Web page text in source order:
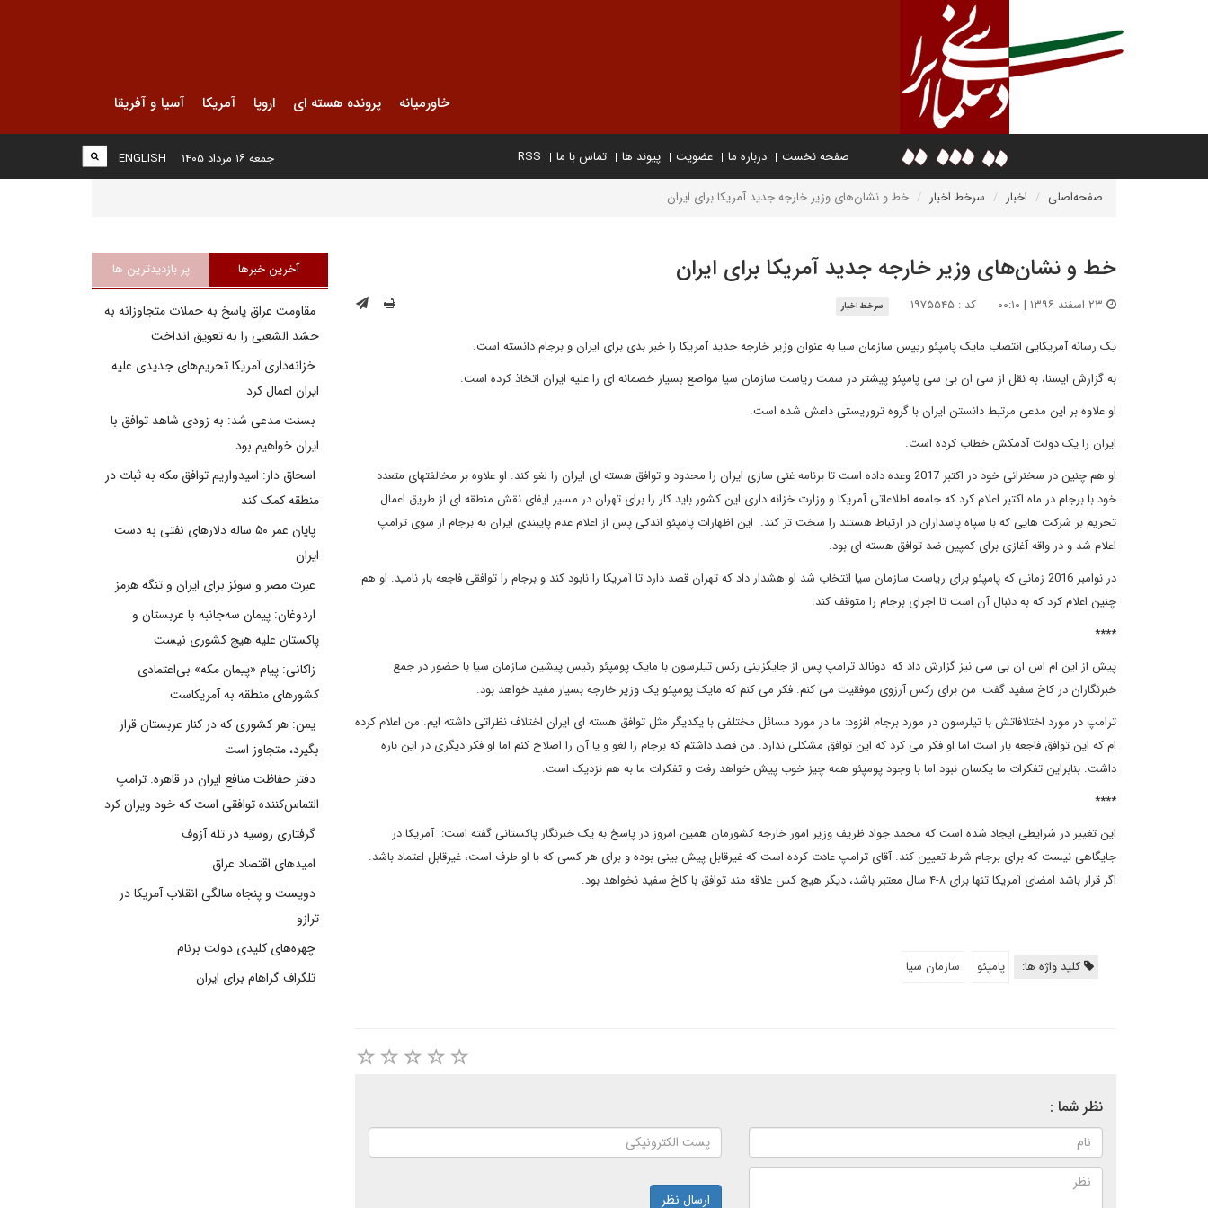
خاورمیانه پرونده هسته ای اروپا آمریکا آسیا و آفریقا
صفحه نخست درباره ما عضویت پیوند ها تماس با ما RSS
ENGLISH جمعه ۱۶ مرداد ۱۴۰۵
صفحه‌اصلی اخبار سرخط اخبار خط و نشان‌های وزیر خارجه جدید آمریکا برای ایران
خط و نشان‌های وزیر خارجه جدید آمریکا برای ایران
کد : ۱۹۷۵۵۴۵ سرخط اخبار
یک رسانه آمریکایی انتصاب مایک پامپئو رییس سازمان سیا به عنوان وزیر خارجه جدید آمریکا را خبر بدی برای ایران و برجام دانسته است.
به گزارش ایسنا، به نقل از سی ان بی سی پامپئو پیشتر در سمت ریاست سازمان سیا مواصع بسیار خصمانه ای را علیه ایران اتخاذ کرده است.
او علاوه بر این مدعی مرتبط دانستن ایران با گروه تروریستی داعش شده است.
ایران را یک دولت آدمکش خطاب کرده است.
او هم چنین در سخنرانی خود در اکتبر 2017 وعده داده است تا برنامه غنی سازی ایران را محدود و توافق هسته ای ایران را لغو کند. او علاوه بر مخالفتهای متعدد
خود با برجام در ماه اکتبر اعلام کرد که جامعه اطلاعاتی آمریکا و وزارت خزانه داری این کشور باید کار را برای تهران در مسیر ایفای نقش منطقه ای از طریق اعمال
تحریم بر شرکت هایی که با سپاه پاسداران در ارتباط هستند را سخت تر کند. این اظهارات پامپئو اندکی پس از اعلام عدم پایبندی ایران به برجام از سوی ترامپ
اعلام شد و در واقه آغازی برای کمپین ضد توافق هسته ای بود.
در نوامبر 2016 زمانی که پامپئو برای ریاست سازمان سیا انتخاب شد او هشدار داد که تهران قصد دارد تا آمریکا را نابود کند و برجام را توافقی فاجعه بار نامید. او هم
چنین اعلام کرد که به دنبال آن است تا اجرای برجام را متوقف کند.
****
پیش از این ام اس ان بی سی نیز گزارش داد که دونالد ترامپ پس از جایگزینی رکس تیلرسون با مایک پومپئو رئیس پیشین سازمان سیا با حضور در جمع
خبرنگاران در کاخ سفید گفت: من برای رکس آرزوی موفقیت می کنم. فکر می کنم که مایک پومپئو یک وزیر خارجه بسیار مفید خواهد بود.
ترامپ در مورد اختلافاتش با تیلرسون در مورد برجام افزود: ما در مورد مسائل مختلفی با یکدیگر مثل توافق هسته ای ایران اختلاف نظراتی داشته ایم. من اعلام کرده
ام که این توافق فاجعه بار است اما او فکر می کرد که این توافق مشکلی ندارد. من قصد داشتم که برجام را لغو و یا آن را اصلاح کنم اما او فکر دیگری در این باره
داشت. بنابراین تفکرات ما یکسان نبود اما با وجود پومپئو همه چیز خوب پیش خواهد رفت و تفکرات ما به هم نزدیک است.
****
این تغییر در شرایطی ایجاد شده است که محمد جواد ظریف وزیر امور خارجه کشورمان همین امروز در پاسخ به یک خبرنگار پاکستانی گفته است: آمریکا در
جایگاهی نیست که برای برجام شرط تعیین کند. آقای ترامپ عادت کرده است که غیرقابل پیش بینی بوده و برای هر کسی که با او طرف است، غیرقابل اعتماد باشد.
اگر قرار باشد امضای آمریکا تنها برای ۸-۴ سال معتبر باشد، دیگر هیچ کس علاقه مند توافق با کاخ سفید نخواهد بود.
کلید واژه ها: پامپئو سازمان سیا
نظر شما :
ارسال نظر
آخرین خبرها پر بازدیدترین ها
مقاومت عراق پاسخ به حملات متجاوزانه به
حشد الشعبی را به تعویق انداخت
خزانه‌داری آمریکا تحریم‌های جدیدی علیه
ایران اعمال کرد
بسنت مدعی شد: به زودی شاهد توافق با
ایران خواهیم بود
اسحاق دار: امیدواریم توافق مکه به ثبات در
منطقه کمک کند
پایان عمر ۵۰ ساله دلارهای نفتی به دست
ایران
عبرت مصر و سوئز برای ایران و تنگه هرمز
اردوغان: پیمان سه‌جانبه با عربستان و
پاکستان علیه هیچ کشوری نیست
زاکانی: پیام «پیمان مکه» بی‌اعتمادی
کشورهای منطقه به آمریکاست
یمن: هر کشوری که در کنار عربستان قرار
بگیرد، متجاوز است
دفتر حفاظت منافع ایران در قاهره: ترامپ
التماس‌کننده توافقی است که خود ویران کرد
گرفتاری روسیه در تله آزوف
امیدهای اقتصاد عراق
دویست و پنجاه سالگی انقلاب آمریکا در
ترازو
چهره‌های کلیدی دولت برنام
تلگراف گراهام برای ایران